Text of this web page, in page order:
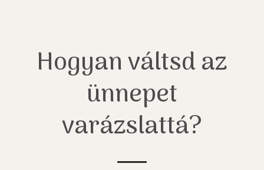
Hogyan váltsd az
ünnepet
varázslattá?